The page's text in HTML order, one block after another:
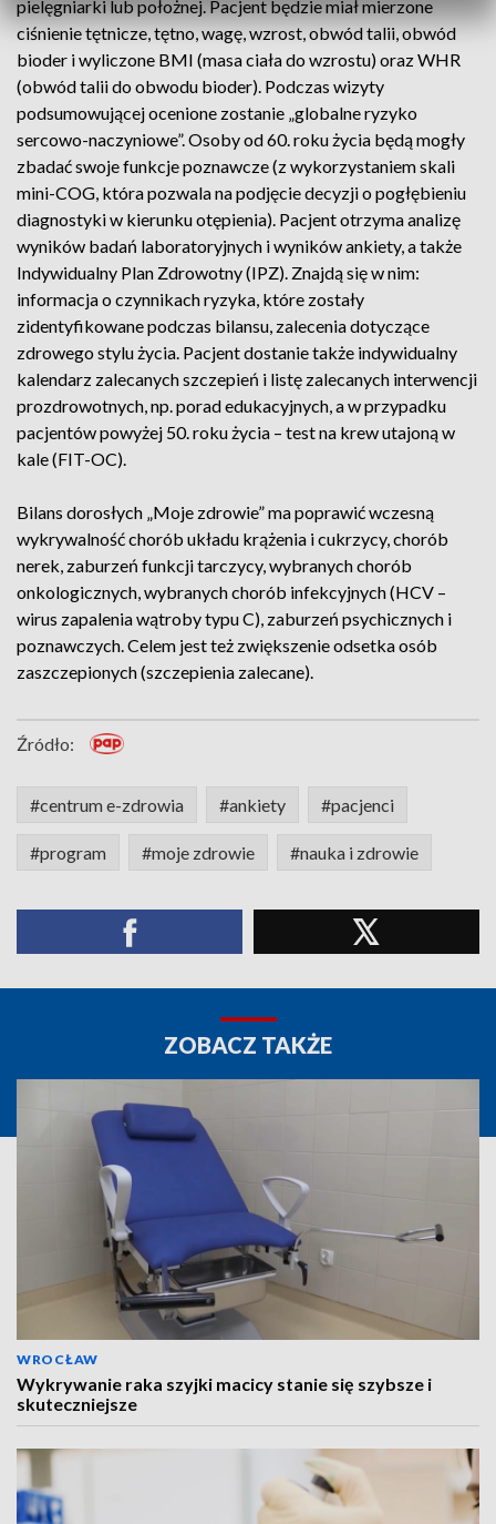
pielęgniarki lub położnej. Pacjent będzie miał mierzone
ciśnienie tętnicze, tętno, wagę, wzrost, obwód talii, obwód
bioder i wyliczone BMI (masa ciała do wzrostu) oraz WHR
(obwód talii do obwodu bioder). Podczas wizyty
podsumowującej ocenione zostanie „globalne ryzyko
sercowo-naczyniowe”. Osoby od 60. roku życia będą mogły
zbadać swoje funkcje poznawcze (z wykorzystaniem skali
mini-COG, która pozwala na podjęcie decyzji o pogłębieniu
diagnostyki w kierunku otępienia). Pacjent otrzyma analizę
wyników badań laboratoryjnych i wyników ankiety, a także
Indywidualny Plan Zdrowotny (IPZ). Znajdą się w nim:
informacja o czynnikach ryzyka, które zostały
zidentyfikowane podczas bilansu, zalecenia dotyczące
zdrowego stylu życia. Pacjent dostanie także indywidualny
kalendarz zalecanych szczepień i listę zalecanych interwencji
prozdrowotnych, np. porad edukacyjnych, a w przypadku
pacjentów powyżej 50. roku życia – test na krew utajoną w
kale (FIT-OC).
Bilans dorosłych „Moje zdrowie” ma poprawić wczesną
wykrywalność chorób układu krążenia i cukrzycy, chorób
nerek, zaburzeń funkcji tarczycy, wybranych chorób
onkologicznych, wybranych chorób infekcyjnych (HCV –
wirus zapalenia wątroby typu C), zaburzeń psychicznych i
poznawczych. Celem jest też zwiększenie odsetka osób
zaszczepionych (szczepienia zalecane).
Źródło:
#centrum e-zdrowia #ankiety #pacjenci
#program #moje zdrowie #nauka i zdrowie
ZOBACZ TAKŻE
WROCŁAW
Wykrywanie raka szyjki macicy stanie się szybsze i
skuteczniejsze